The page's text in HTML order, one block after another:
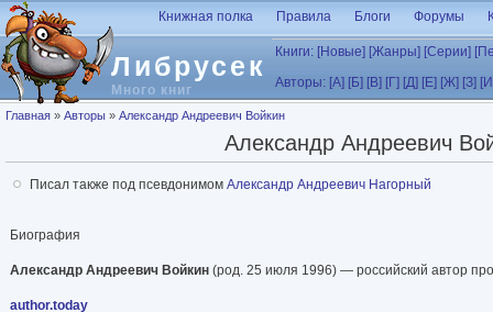
Перейти к основному содержанию
Либрусек
Много книг
Книжная полка Правила Блоги Форумы
Книги: [Новые] [Жанры] [Серии]
Авторы: [А] [Б] [В] [Г] [Д] [Е] [Ж] [З]
Вы здесь
Главная » Авторы » Александр Андреевич Войкин
Александр Андреевич
Писал также под псевдонимом Александр Андреевич Нагорный
Биография
Александр Андреевич Войкин (род. 25 июля 1996) — российский автор
author.today